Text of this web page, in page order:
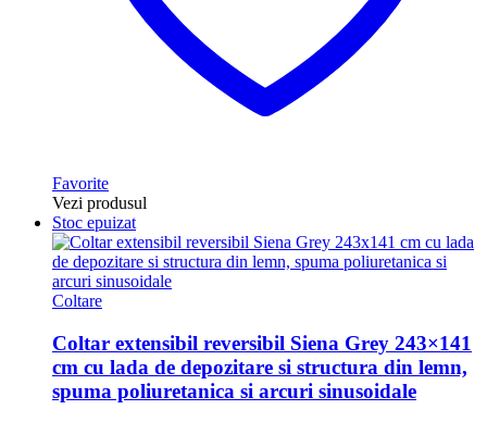
Favorite
Vezi produsul
Stoc epuizat
Coltare
Coltar extensibil reversibil Siena Grey 243×141
cm cu lada de depozitare si structura din lemn,
spuma poliuretanica si arcuri sinusoidale